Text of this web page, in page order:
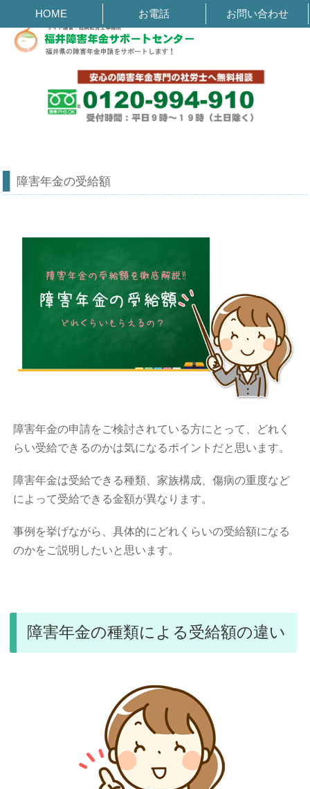
障害年金の受給額
HOME お電話 お問い合わせ
障害年金の受給額
障害年金の申請をご検討されている方にとって、どれく
らい受給できるのかは気になるポイントだと思います。
障害年金は受給できる種類、家族構成、傷病の重度など
によって受給できる金額が異なります。
事例を挙げながら、具体的にどれくらいの受給額になる
のかをご説明したいと思います。
障害年金の種類による受給額の違い